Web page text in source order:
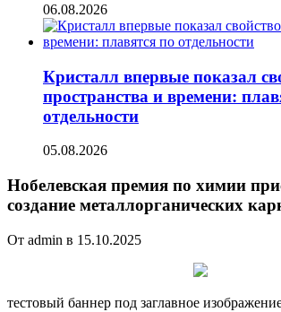
06.08.2026
Кристалл впервые показал
пространства и времени:
отдельности
05.08.2026
Нобелевская премия по химии
создание металлорганических
От admin в 15.10.2025
тестовый баннер под заглавное